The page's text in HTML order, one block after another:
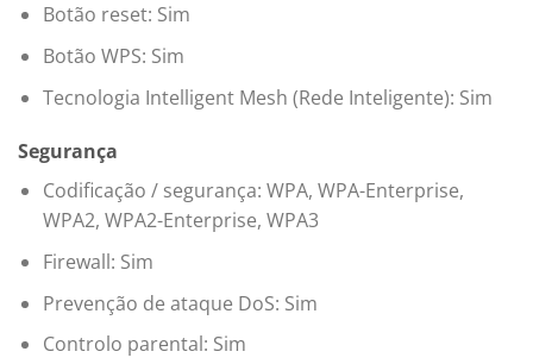
Botão reset: Sim
Botão WPS: Sim
Tecnologia Intelligent Mesh (Rede Inteligente): Sim
Segurança
Codificação / segurança: WPA, WPA-Enterprise,
WPA2, WPA2-Enterprise, WPA3
Firewall: Sim
Prevenção de ataque DoS: Sim
Controlo parental: Sim